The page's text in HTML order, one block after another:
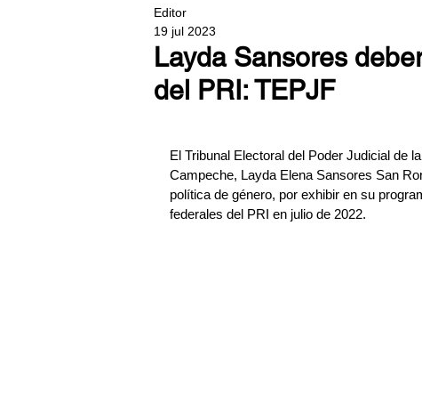
Layda Sansores
del PRI: TEPJF
Editor
19 jul 2023
El Tribunal Electoral del Poder Judicial de
Campeche, Layda Elena Sansores San
política de género, por exhibir en su
federales del PRI en julio de 2022.